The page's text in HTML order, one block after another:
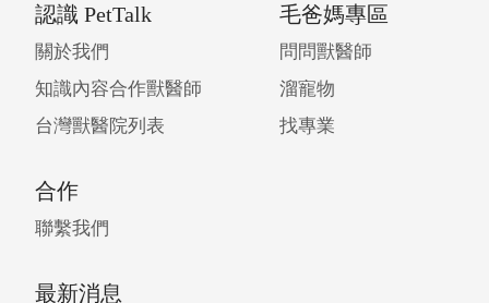
認識 PetTalk
關於我們
知識內容合作獸醫師
台灣獸醫院列表
毛爸媽專區
問問獸醫師
溜寵物
找專業
合作
聯繫我們
最新消息